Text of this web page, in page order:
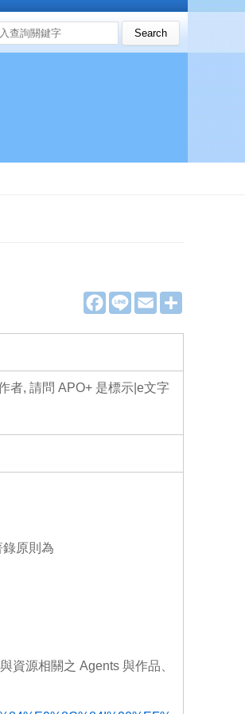
表單
this site
F
a
e
o
k
L
e
E
m
i
者, 請問 APO+ 是標示|e文字
原則為
資源相關之 Agents 與作品、